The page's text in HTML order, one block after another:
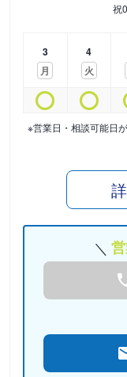
祝
3
月
4
火
※営業日・相談可能日